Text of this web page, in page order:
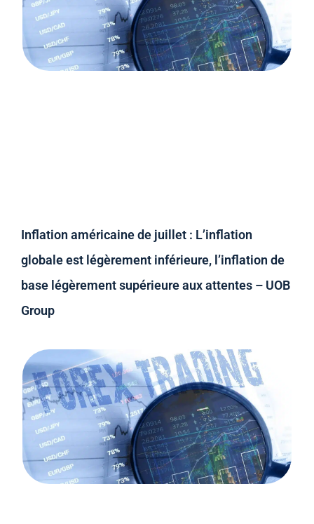
Inflation américaine de juillet : L’inflation
globale est légèrement inférieure, l’inflation de
base légèrement supérieure aux attentes – UOB
Group